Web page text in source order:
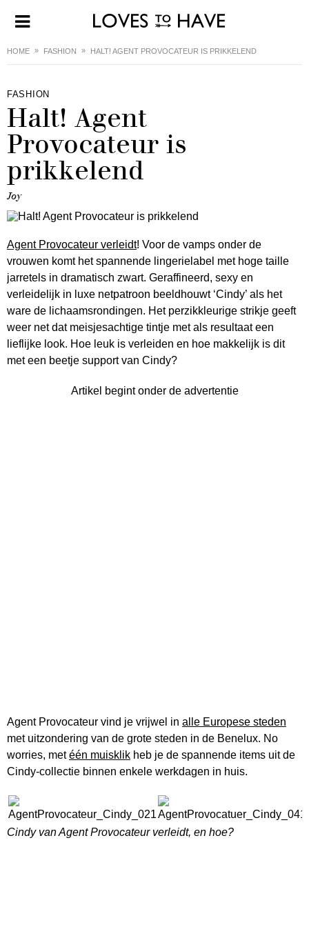
HOME FASHION HALT! AGENT PROVOCATEUR IS PRIKKELEND
FASHION
Halt! Agent
Provocateur is
prikkelend
Joy
Agent Provocateur verleidt! Voor de vamps onder de
vrouwen komt het spannende lingerielabel met hoge taille
jarretels in dramatisch zwart. Geraffineerd, sexy en
verleidelijk in luxe netpatroon beeldhouwt ‘Cindy’ als het
ware de lichaamsrondingen. Het perzikkleurige strikje geeft
weer net dat meisjesachtige tintje met als resultaat een
lieflijke look. Hoe leuk is verleiden en hoe makkelijk is dit
met een beetje support van Cindy?
Artikel begint onder de advertentie
Agent Provocateur vind je vrijwel in alle Europese steden
met uitzondering van de grote steden in de Benelux. No
worries, metéén muisklik heb je de spannende items uit de
Cindy-collectie binnen enkele werkdagen in huis.
Cindy van Agent Provocateur verleidt, en hoe?